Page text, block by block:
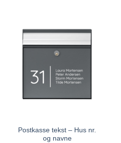
Postkasse tekst – Hus nr.
og navne